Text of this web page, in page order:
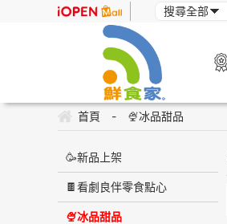
首頁 - 🍨冰品甜品
🥳新品上架
🍫看劇良伴零食點心
🍨冰品甜品